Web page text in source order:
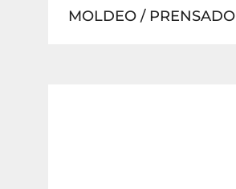
MOLDEO / PRENSADO